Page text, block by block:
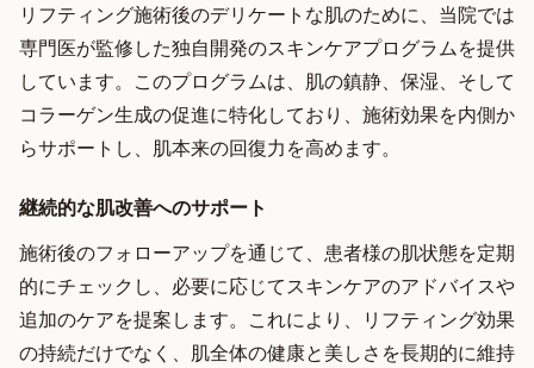
リフティング施術後のデリケートな肌のために、当院では
専門医が監修した独自開発のスキンケアプログラムを提供
しています。このプログラムは、肌の鎮静、保湿、そして
コラーゲン生成の促進に特化しており、施術効果を内側か
らサポートし、肌本来の回復力を高めます。
継続的な肌改善へのサポート
施術後のフォローアップを通じて、患者様の肌状態を定期
的にチェックし、必要に応じてスキンケアのアドバイスや
追加のケアを提案します。これにより、リフティング効果
の持続だけでなく、肌全体の健康と美しさを長期的に維持